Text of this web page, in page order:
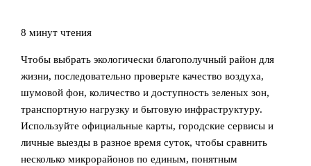
8 минут чтения
Чтобы выбрать экологически благополучный район для
жизни, последовательно проверьте качество воздуха,
шумовой фон, количество и доступность зеленых зон,
транспортную нагрузку и бытовую инфраструктуру.
Используйте официальные карты, городские сервисы и
личные выезды в разное время суток, чтобы сравнить
несколько микрорайонов по единым, понятным